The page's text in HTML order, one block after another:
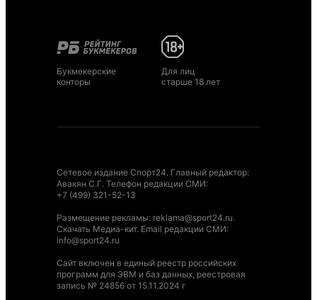
Букмекерские
конторы
Для лиц
старше 18 лет
Сетевое издание Спорт24. Главный редактор:
Авакян С.Г. Телефон редакции СМИ:
+7 (499) 321-52-13
Размещение рекламы: reklama@sport24.ru.
Скачать Медиа-кит. Email редакции СМИ:
info@sport24.ru
Сайт включен в единый реестр российских
программ для ЭВМ и баз данных, реестровая
запись № 24856 от 15.11.2024 г